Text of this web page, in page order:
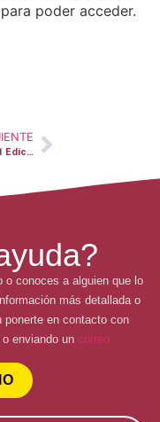
poder acceder.
Resumen de la 11 Edición Congreso «Actualización e investigación en patologías del suelo pélvico»
o conoces a alguien que lo
más detallada o
ponerte en contacto con
enviando un correo